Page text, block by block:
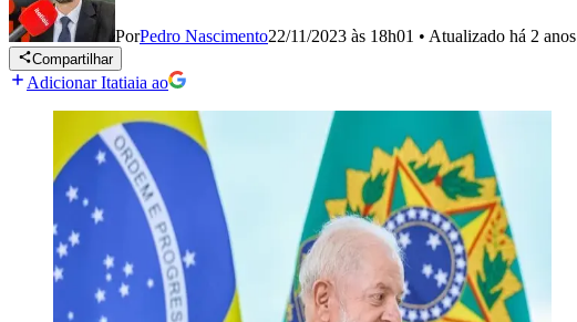
PorPedro Nascimento22/11/2023 às 18h01 • Atualizado há 2 anos
Compartilhar
Adicionar Itatiaia ao